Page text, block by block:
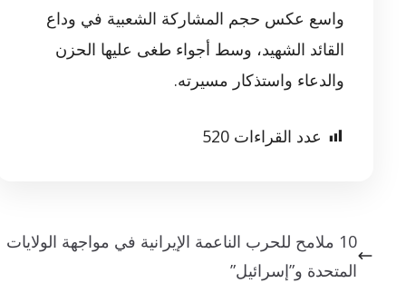
واسع عكس حجم المشاركة الشعبية في وداع
القائد الشهيد، وسط أجواء طغى عليها الحزن
والدعاء واستذكار مسيرته.
عدد القراءات 520
10 ملامح للحرب الناعمة الإيرانية في مواجهة الولايات
المتحدة و”إسرائيل”